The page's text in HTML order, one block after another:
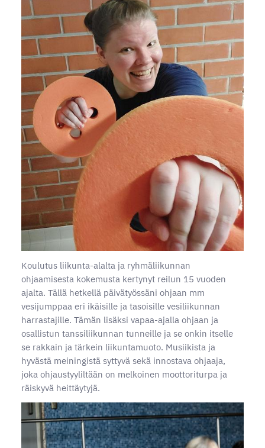
Koulutus liikunta-alalta ja ryhmäliikunnan
ohjaamisesta kokemusta kertynyt reilun 15 vuoden
ajalta. Tällä hetkellä päivätyössäni ohjaan mm
vesijumppaa eri ikäisille ja tasoisille vesiliikunnan
harrastajille. Tämän lisäksi vapaa-ajalla ohjaan ja
osallistun tanssiliikunnan tunneille ja se onkin itselle
se rakkain ja tärkein liikuntamuoto. Musiikista ja
hyvästä meiningistä syttyvä sekä innostava ohjaaja,
joka ohjaustyyliltään on melkoinen moottoriturpa ja
räiskyvä heittäytyjä.